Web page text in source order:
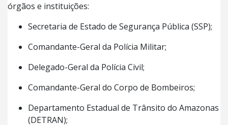
órgãos e instituições:
Secretaria de Estado de Segurança Pública (SSP);
Comandante-Geral da Polícia Militar;
Delegado-Geral da Polícia Civil;
Comandante-Geral do Corpo de Bombeiros;
Departamento Estadual de Trânsito do Amazonas
(DETRAN);